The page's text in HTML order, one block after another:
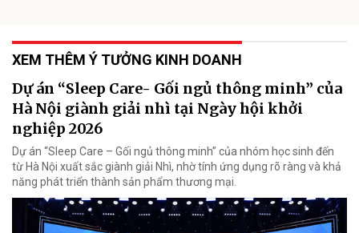
XEM THÊM Ý TƯỞNG KINH DOANH
Dự án “Sleep Care- Gối ngủ thông minh” của
Hà Nội giành giải nhì tại Ngày hội khởi
nghiệp 2026
Dự án “Sleep Care – Gối ngủ thông minh” của nhóm học sinh đến
từ Hà Nội xuất sắc giành giải Nhì, nhờ tính ứng dụng rõ ràng và khả
năng phát triển thành sản phẩm thương mại.